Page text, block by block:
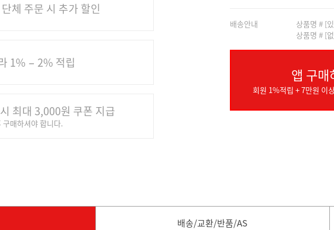
체 주문 시 추가 할인
1% − 2% 적립
최대 3,000원 쿠폰 지급
구매하셔야 합니다.
배송안내
상품명 # [
상품명 # [
앱 구
회원 1%적립 + 7만원 이
배송/교환/반품/AS